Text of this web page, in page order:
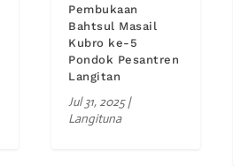
Pembukaan
Bahtsul Masail
Kubro ke-5
Pondok Pesantren
Langitan
Jul 31, 2025|
Langituna